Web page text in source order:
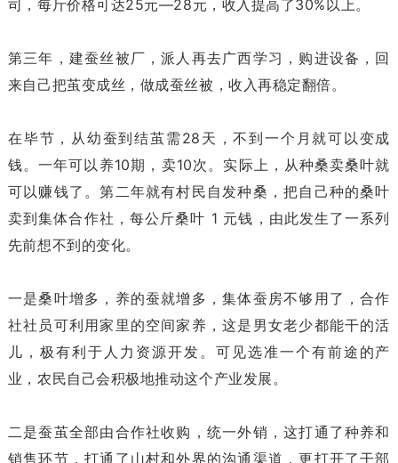
司，每斤价格可达25元—28元，收入提高了30%以上。
第三年，建蚕丝被厂，派人再去广西学习，购进设备，回
来自己把茧变成丝，做成蚕丝被，收入再稳定翻倍。
在毕节，从幼蚕到结茧需28天，不到一个月就可以变成
钱。一年可以养10期，卖10次。实际上，从种桑卖桑叶就
可以赚钱了。第二年就有村民自发种桑，把自己种的桑叶
卖到集体合作社，每公斤桑叶 1 元钱，由此发生了一系列
先前想不到的变化。
一是桑叶增多，养的蚕就增多，集体蚕房不够用了，合作
社社员可利用家里的空间家养，这是男女老少都能干的活
儿，极有利于人力资源开发。可见选准一个有前途的产
业，农民自己会积极地推动这个产业发展。
二是蚕茧全部由合作社收购，统一外销，这打通了种养和
销售环节，打通了山村和外界的沟通渠道，更打开了干部